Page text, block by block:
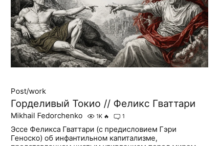
Post/work
Горделивый Токио // Феликс Гваттари
Mikhail Fedorchenko 1K 🔥 1
Эссе Феликса Гваттари (с предисловием Гэри
Геноско) об инфантильном капитализме,